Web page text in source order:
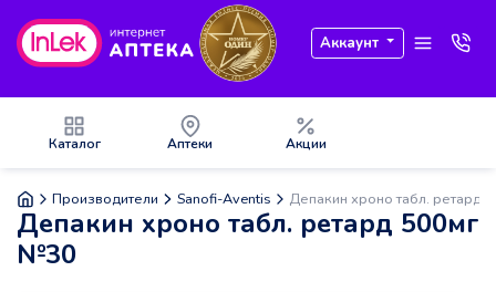
Аккаунт
Каталог Аптеки Акции
Производители Sanofi-Aventis Депакин хроно табл. ретард
Депакин хроно табл. ретард 500мг
№30